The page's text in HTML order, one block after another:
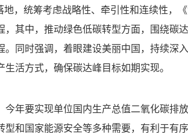
，统筹考虑战略性、牵引性和连续性，
，其中，推动绿色低碳转型方面，围绕碳
。同时强调，着眼建设美丽中国，持续深
活方式，确保碳达峰目标如期实现。
年要实现单位国内生产总值二氧化碳排放
和国家能源安全等多种需要，有利于有